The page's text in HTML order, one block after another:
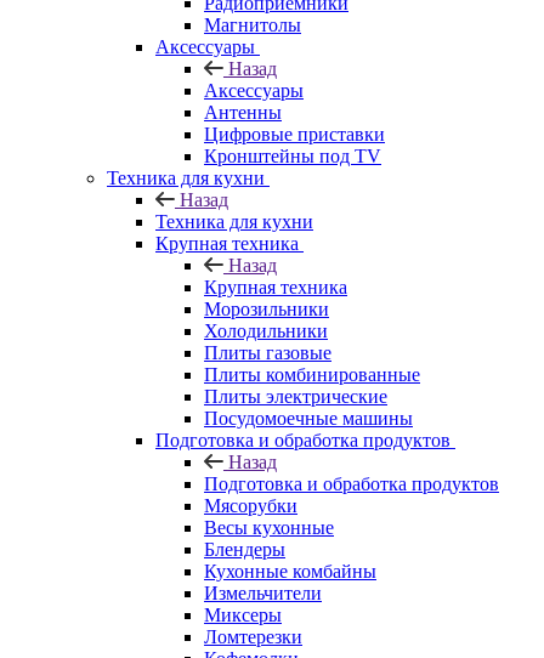
Магнитолы
Аксессуары
Назад
Аксессуары
Антенны
Цифровые приставки
Кронштейны под TV
Техника для кухни
Назад
Техника для кухни
Крупная техника
Назад
Крупная техника
Морозильники
Холодильники
Плиты газовые
Плиты комбинированные
Плиты электрические
Посудомоечные машины
Подготовка и обработка продуктов
Назад
Подготовка и обработка продуктов
Мясорубки
Весы кухонные
Блендеры
Кухонные комбайны
Измельчители
Миксеры
Ломтерезки